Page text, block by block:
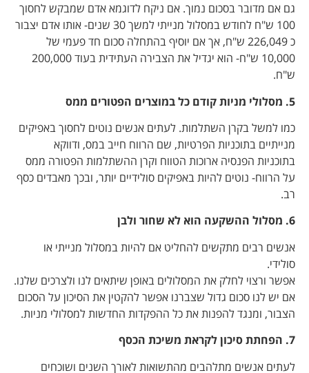
גם אם מדובר בסכום נמוך. אם ניקח לדוגמא אדם שמבקש לחסוך
100 ש"ח לחודש במסלול מנייתי למשך 30 שנים- אותו אדם יצבור
כ 226,049 ש"ח, אך אם יוסיף בהתחלה סכום חד פעמי של
10,000 ש"ח- הוא יגדיל את הצבירה העתידית בעוד 200,000
ש"ח.
5. מסלולי מניות קודם כל במוצרים הפטורים ממס
כמו למשל בקרן השתלמות. לעתים אנשים נוטים לחסוך באפיקים
מנייתיים בתוכניות הפרטיות, שם הרווח חייב במס, ודווקא
בתוכניות הפנסיה ארוכות הטווח וקרן ההשתלמות הפטורה ממס
על הרווח- נוטים להיות באפיקים סולידיים יותר, ובכך מאבדים כסף
רב.
6. מסלול ההשקעה הוא לא שחור ולבן
אנשים רבים מתקשים להחליט אם להיות במסלול מנייתי או
סולידי.
אפשר ורצוי לחלק את המסלולים באופן שיתאים לנו ולצרכים שלנו.
אם יש לנו סכום גדול שצברנו אפשר להקטין את הסיכון על הסכום
הצבור, ומנגד להפנות את כל ההפקדות החדשות למסלולי מניות.
7. הפחתת סיכון לקראת משיכת הכסף
לעתים אנשים מתלהבים מהתשואות לאורך השנים ושוכחים